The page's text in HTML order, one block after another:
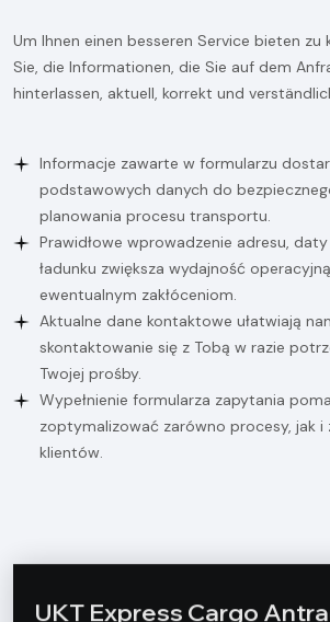
Um Ihnen einen besseren Service bieten zu
Sie, die Informationen, die Sie auf dem
hinterlassen, aktuell, korrekt und
Informacje zawarte w formularzu
podstawowych danych do
planowania procesu transportu.
Prawidłowe wprowadzenie adresu,
ładunku zwiększa wydajność
ewentualnym zakłóceniom.
Aktualne dane kontaktowe ułatwiają
skontaktowanie się z Tobą w razie
Twojej prośby.
Wypełnienie formularza zapytania
zoptymalizować zarówno procesy, jak i
klientów.
UKT Express Cargo